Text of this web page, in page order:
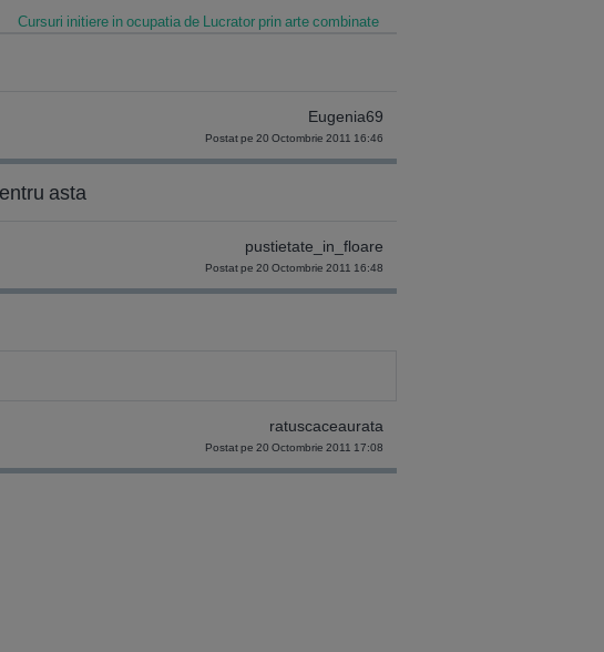
Cursuri initiere in ocupatia de Lucrator prin arte combinate
Eugenia69
Postat pe 20 Octombrie 2011 16:46
asta
pustietate_in_floare
Postat pe 20 Octombrie 2011 16:48
ratuscaceaurata
Postat pe 20 Octombrie 2011 17:08